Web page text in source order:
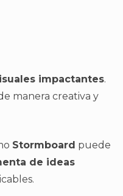
impactantes.
manera creativa y
Stormboard puede
de ideas